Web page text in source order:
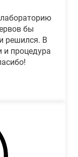
бы
решился. В
и процедура